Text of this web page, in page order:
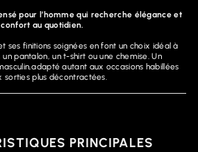
pour l’homme qui recherche élégance et
confort au quotidien.
ses finitions soignées en font un choix idéal à
pantalon, un t-shirt ou une chemise. Un
autant aux occasions habillées
sorties plus décontractées.
PRINCIPALES